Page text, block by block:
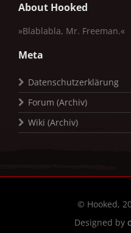
About Hooked
»Blablabla, Mr. Freeman.«
Meta
Datenschutzerklärung
Forum (Archiv)
Wiki (Archiv)
© Hooked,
Designed by